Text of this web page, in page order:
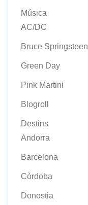
Música
AC/DC
Bruce Springsteen
Green Day
Pink Martini
Blogroll
Destins
Andorra
Barcelona
Còrdoba
Donostia